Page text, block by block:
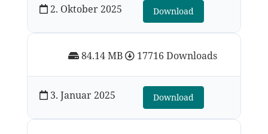
2. Oktober 2025 Download
84.14 MB 17716 Downloads
3. Januar 2025 Download